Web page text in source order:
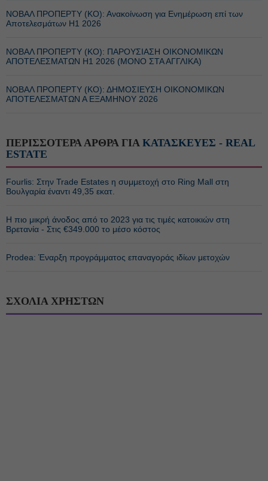
ΝΟΒΑΛ ΠΡΟΠΕΡΤΥ (ΚΟ): Ανακοίνωση για Ενημέρωση επί των
Αποτελεσμάτων Η1 2026
ΝΟΒΑΛ ΠΡΟΠΕΡΤΥ (ΚΟ): ΠΑΡΟΥΣΙΑΣΗ ΟΙΚΟΝΟΜΙΚΩΝ
ΑΠΟΤΕΛΕΣΜΑΤΩΝ Η1 2026 (ΜΟΝΟ ΣΤΑ ΑΓΓΛΙΚΑ)
ΝΟΒΑΛ ΠΡΟΠΕΡΤΥ (ΚΟ): ΔΗΜΟΣΙΕΥΣΗ ΟΙΚΟΝΟΜΙΚΩΝ
ΑΠΟΤΕΛΕΣΜΑΤΩΝ Α ΕΞΑΜΗΝΟΥ 2026
ΠΕΡΙΣΣΟΤΕΡΑ ΑΡΘΡΑ ΓΙΑ ΚΑΤΑΣΚΕΥΕΣ - REAL
ESTATE
Fourlis: Στην Trade Estates η συμμετοχή στο Ring Mall στη
Βουλγαρία έναντι 49,35 εκατ.
Η πιο μικρή άνοδος από το 2023 για τις τιμές κατοικιών στη
Βρετανία - Στις €349.000 το μέσο κόστος
Prodea: Έναρξη προγράμματος επαναγοράς ιδίων μετοχών
ΣΧΟΛΙΑ ΧΡΗΣΤΩΝ